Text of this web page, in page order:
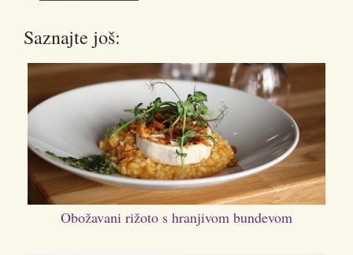
Saznajte još:
Obožavani rižoto s hranjivom bundevom